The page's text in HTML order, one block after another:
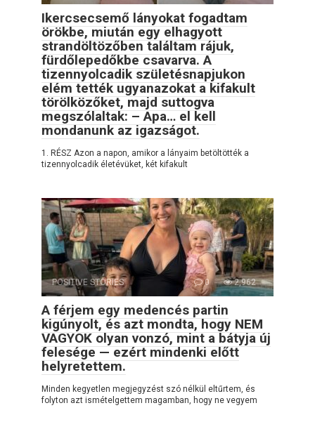
Ikercsecsemő lányokat fogadtam
örökbe, miután egy elhagyott
strandöltözőben találtam rájuk,
fürdőlepedőkbe csavarva. A
tizennyolcadik születésnapjukon
elém tették ugyanazokat a kifakult
törölközőket, majd suttogva
megszólaltak: – Apa… el kell
mondanunk az igazságot.
1. RÉSZ Azon a napon, amikor a lányaim betöltötték a
tizennyolcadik életévüket, két kifakult
POSITIVE STORIES 0 2,962
A férjem egy medencés partin
kigúnyolt, és azt mondta, hogy NEM
VAGYOK olyan vonzó, mint a bátyja új
felesége — ezért mindenki előtt
helyretettem.
Minden kegyetlen megjegyzést szó nélkül eltűrtem, és
folyton azt ismételgettem magamban, hogy ne vegyem